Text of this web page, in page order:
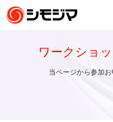
ワークショ
当ページから参加お